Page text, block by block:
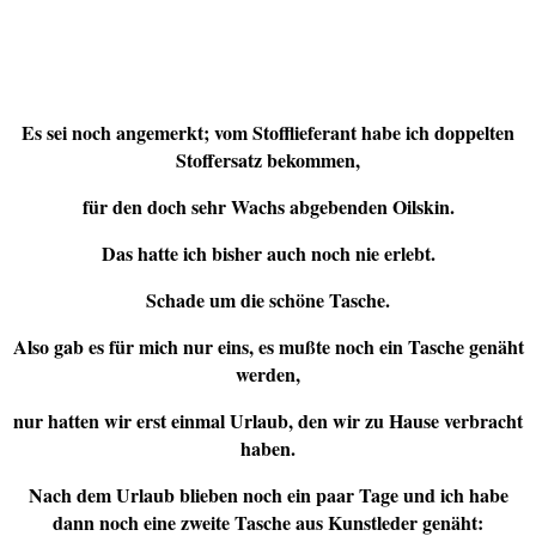
Es sei noch angemerkt; vom Stofflieferant habe ich doppelten
Stoffersatz bekommen,
für den doch sehr Wachs abgebenden Oilskin.
Das hatte ich bisher auch noch nie erlebt.
Schade um die schöne Tasche.
Also gab es für mich nur eins, es mußte noch ein Tasche genäht
werden,
nur hatten wir erst einmal Urlaub, den wir zu Hause verbracht
haben.
Nach dem Urlaub blieben noch ein paar Tage und ich habe
dann noch eine zweite Tasche aus Kunstleder genäht: